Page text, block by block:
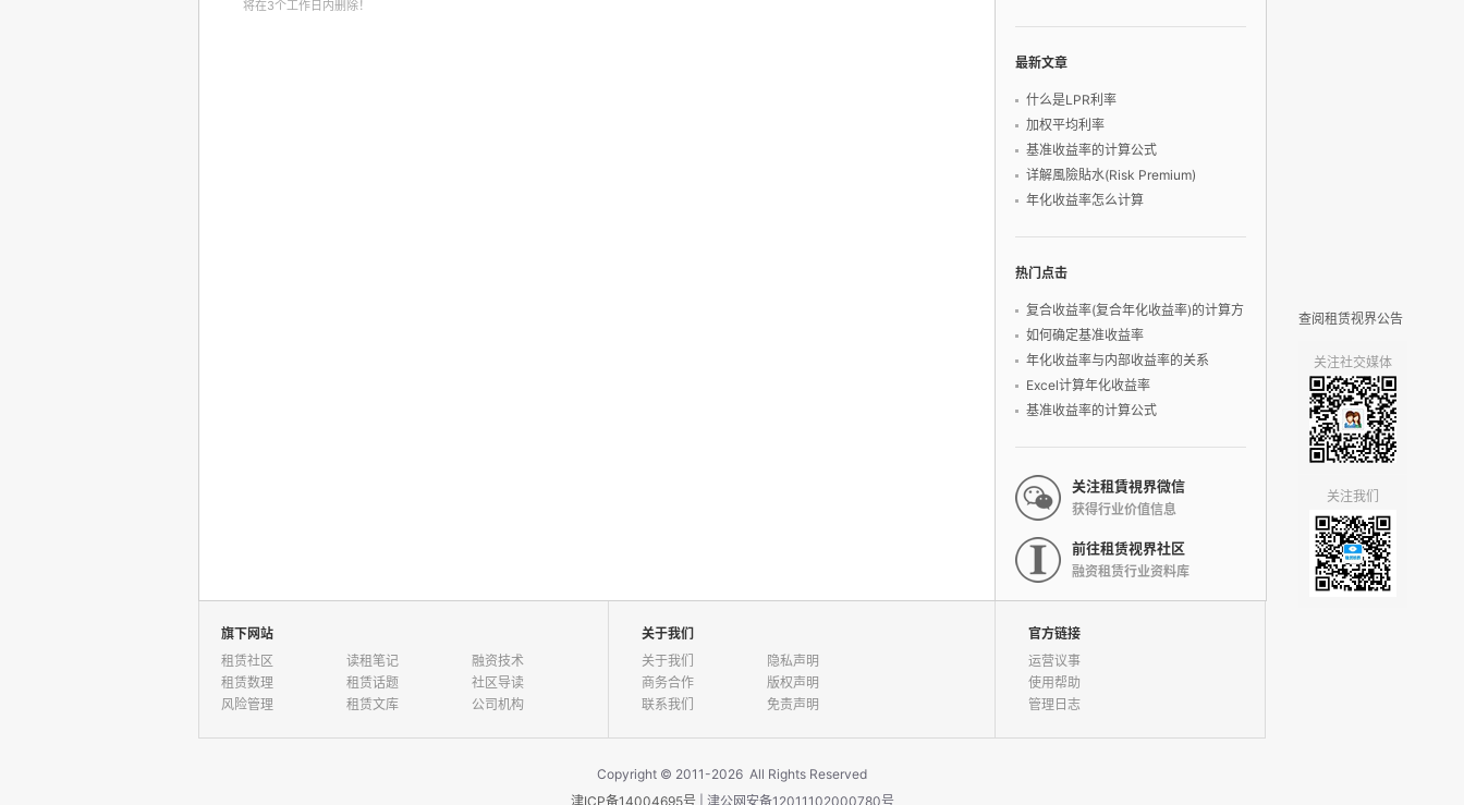
将在3个工作日内删除！
最新文章
什么是LPR利率
加权平均利率
基准收益率的计算公式
详解風險貼水(Risk Premium)
年化收益率怎么计算
热门点击
复合收益率(复合年化收益率)的计算方
法
如何确定基准收益率
年化收益率与内部收益率的关系
Excel计算年化收益率
基准收益率的计算公式
关注租賃視界微信
获得行业价值信息
前往租赁视界社区
融资租赁行业资料库
查阅租赁视界公告
关注社交媒体
关注我们
旗下网站
租赁社区
租赁数理
风险管理
读租笔记
租赁话题
租赁文库
融资技术
社区导读
公司机构
关于我们
关于我们
商务合作
联系我们
隐私声明
版权声明
免责声明
官方链接
运营议事
使用帮助
管理日志
Copyright © 2011-2026 All Rights Reserved
津ICP备14004695号| 津公网安备12011102000780号